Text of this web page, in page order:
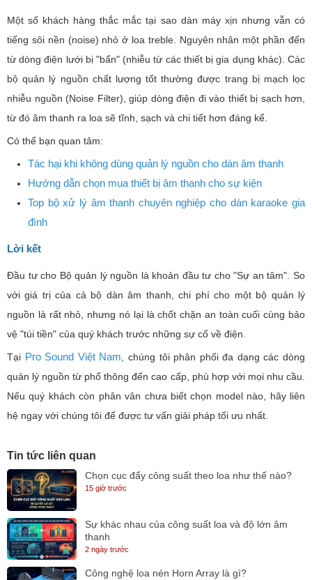
Một số khách hàng thắc mắc tại sao dàn máy xịn nhưng vẫn có
tiếng sôi nền (noise) nhỏ ở loa treble. Nguyên nhân một phần đến
từ dòng điện lưới bị "bẩn" (nhiễu từ các thiết bị gia dụng khác). Các
bộ quản lý nguồn chất lượng tốt thường được trang bị mạch lọc
nhiễu nguồn (Noise Filter), giúp dòng điện đi vào thiết bị sạch hơn,
từ đó âm thanh ra loa sẽ tĩnh, sạch và chi tiết hơn đáng kể.
Có thể bạn quan tâm:
Tác hại khi không dùng quản lý nguồn cho dàn âm thanh
Hướng dẫn chọn mua thiết bị âm thanh cho sự kiện
Top bộ xử lý âm thanh chuyên nghiệp cho dàn karaoke gia
đình
Lời kết
Đầu tư cho Bộ quản lý nguồn là khoản đầu tư cho "Sự an tâm". So
với giá trị của cả bộ dàn âm thanh, chi phí cho một bộ quản lý
nguồn là rất nhỏ, nhưng nó lại là chốt chặn an toàn cuối cùng bảo
vệ "túi tiền" của quý khách trước những sự cố về điện.
Tại Pro Sound Việt Nam , chúng tôi phân phối đa dạng các dòng
quản lý nguồn từ phổ thông đến cao cấp, phù hợp với mọi nhu cầu.
Nếu quý khách còn phân vân chưa biết chọn model nào, hãy liên
hệ ngay với chúng tôi để được tư vấn giải pháp tối ưu nhất.
Tin tức liên quan
Chọn cục đẩy công suất theo loa như thế nào?
15 giờ trước
Sự khác nhau của công suất loa và độ lớn âm
thanh
2 ngày trước
Công nghệ loa nén Horn Array là gì?